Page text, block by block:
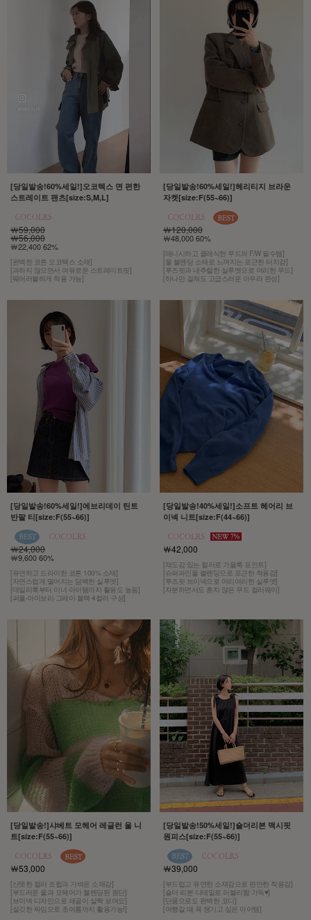
[당일발송!60%세일!]오코텍스 면 편한
스트레이트 팬츠[size:S,M,L]
￦59,000
￦56,000
￦22,400 62%
[완벽한 코튼 오코텍스 소재]
[과하지 않으면서 여유로운 스트레이트핏]
[웨어러블하게 착용 가능]
[당일발송!60%세일!]헤리티지 브라운
자켓[size:F(55~66)]
￦120,000
￦48,000 60%
[매니시하고 클래식한 무드의 F/W 필수템]
[울 블렌딩 소재로 느껴지는 포근한 터치감]
[루즈핏과 내추럴한 실루엣으로 여리한 무드]
[하나만 걸쳐도 고급스러운 아우라 완성]
[당일발송!60%세일!]에브리데이 틴트
반팔 티[size:F(55~66)]
￦24,000
￦9,600 60%
[유연하고 드라이한 코튼 100% 소재]
[자연스럽게 떨어지는 담백한 실루엣]
[데일리룩부터 이너 아이템까지 활용도 높음]
[퍼플·아이보리·그레이·블랙 4컬러 구성]
[당일발송!40%세일!]소프트 헤어리 브
이넥 니트[size:F(44~66)]
￦42,000
[채도감 있는 컬러로 가을룩 포인트]
[슈퍼파인울 블렌딩으로 포근한 착용감]
[루즈핏 브이넥으로 여리여리한 실루엣]
[차분하면서도 흔치 않은 무드 컬러웨이]
[당일발송!]샤베트 모헤어 레글런 울 니
트[size:F(55~66)]
￦53,000
[산뜻한 컬러 조합과 가벼운 소재감]
[부드러운 울과 모헤어가 블렌딩된 원단]
[브이넥 디자인으로 쇄골이 살짝 보여요]
[설깃한 짜임으로 초여름까지 활용가능!]
[당일발송!50%세일!]숄더리본 맥시핏
원피스[size:F(55~66)]
￦39,000
[부드럽고 유연한 소재감으로 편안한 착용감]
[숄더 리본 디테일로 러블리함 가득♥]
[단품으로도 완벽한 코디]
[여행갈 때 꼭 챙기고 싶은 아이템]